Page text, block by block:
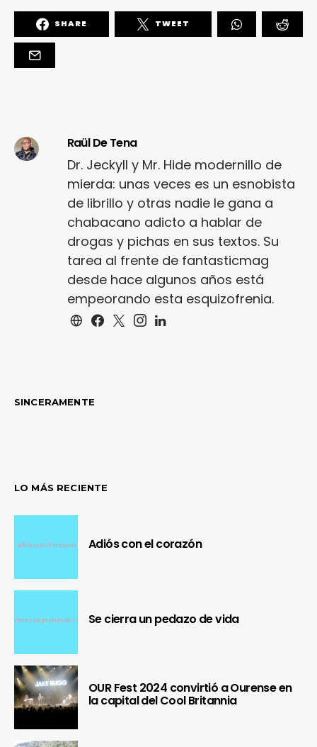
SHARE TWEET
Raül De Tena
Dr. Jeckyll y Mr. Hide modernillo de
mierda: unas veces es un esnobista
de librillo y otras nadie le gana a
chabacano adicto a hablar de
drogas y pichas en sus textos. Su
tarea al frente de fantasticmag
desde hace algunos años está
empeorando esta esquizofrenia.
SINCERAMENTE
LO MÁS RECIENTE
Adiós con el corazón
Se cierra un pedazo de vida
OUR Fest 2024 convirtió a Ourense en
la capital del Cool Britannia